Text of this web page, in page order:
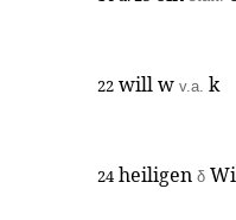
22 will w v.a. k
24 heiligen δ